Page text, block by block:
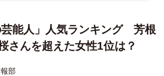
芸能人」人気ランキング 芳根
さんを超えた女性1位は？
部